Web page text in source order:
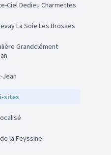
Ciel Dedieu Charmettes
La Soie Les Brosses
Jean
sites
localisé
de la Feyssine